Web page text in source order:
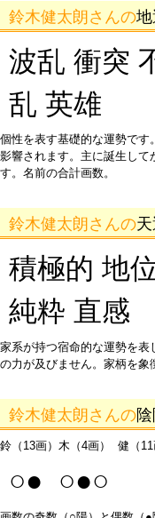
鈴木健太朗さんの地
波乱 衝突
乱 英雄
個性を表す基礎的な運勢です
影響されます。主に誕生して
す。名前の合計画数。
鈴木健太朗さんの
積極的 地
純粋 直感
家系が持つ宿命的な運勢を
の力が及びません。家柄を象
鈴木健太朗さんの
鈴（13画）木（4画） 健（11
○● ○●○